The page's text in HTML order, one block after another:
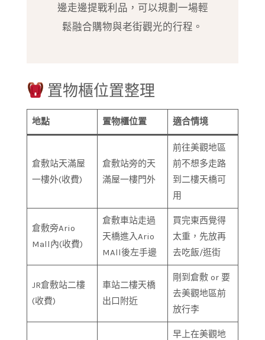
邊走邊提戰利品，可以規劃一場輕
鬆融合購物與老街觀光的行程。
置物櫃位置整理
地點 置物櫃位置 適合情境
倉敷站天滿屋
一樓外(收費)
倉敷站旁的天
滿屋一樓門外
前往美觀地區
前不想多走路
到二樓天橋可
用
倉敷旁Ario
Mall內(收費)
倉敷車站走過
天橋進入Ario
MAll後左手邊
買完東西覺得
太重，先放再
去吃飯/逛街
JR倉敷站二樓
(收費)
車站二樓天橋
出口附近
剛到倉敷 or 要
去美觀地區前
放行李
早上在美觀地